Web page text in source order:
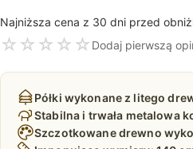
wynosiła:
648,00 zł.
Najniższa cena z 30 dni przed
☆ ☆ ☆ ☆ ☆ Dodaj pierwszą
Półki wykonane z litego
Stabilna i trwała metalowa
Szczotkowane drewno